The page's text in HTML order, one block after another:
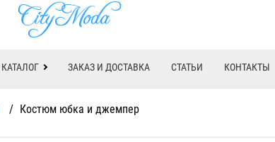
КАТАЛОГ ЗАКАЗ И ДОСТАВКА СТАТЬИ КОНТАКТЫ
/ Костюм юбка и джемпер